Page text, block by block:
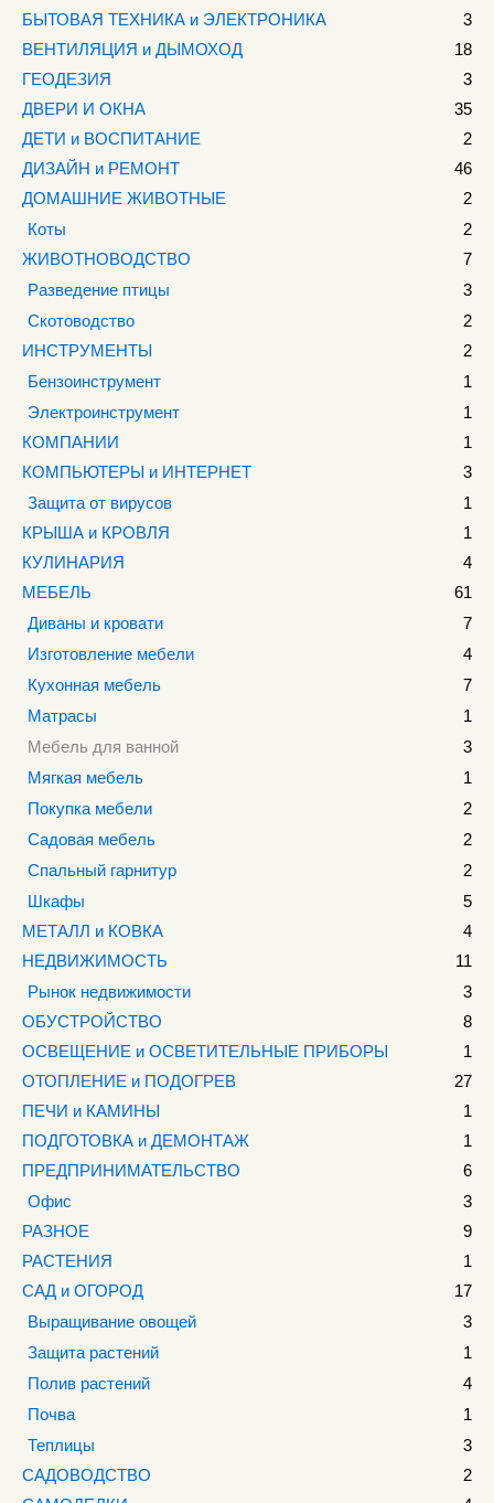
БЫТОВАЯ ТЕХНИКА и ЭЛЕКТРОНИКА
3
ВЕНТИЛЯЦИЯ и ДЫМОХОД
18
ГЕОДЕЗИЯ
3
ДВЕРИ И ОКНА
35
ДЕТИ и ВОСПИТАНИЕ
2
ДИЗАЙН и РЕМОНТ
46
ДОМАШНИЕ ЖИВОТНЫЕ
2
Коты
2
ЖИВОТНОВОДСТВО
7
Разведение птицы
3
Скотоводство
2
ИНСТРУМЕНТЫ
2
Бензоинструмент
1
Электроинструмент
1
КОМПАНИИ
1
КОМПЬЮТЕРЫ и ИНТЕРНЕТ
3
Защита от вирусов
1
КРЫША и КРОВЛЯ
1
КУЛИНАРИЯ
4
МЕБЕЛЬ
61
Диваны и кровати
7
Изготовление мебели
4
Кухонная мебель
7
Матрасы
1
Мебель для ванной
3
Мягкая мебель
1
Покупка мебели
2
Садовая мебель
2
Спальный гарнитур
2
Шкафы
5
МЕТАЛЛ и КОВКА
4
НЕДВИЖИМОСТЬ
11
Рынок недвижимости
3
ОБУСТРОЙСТВО
8
ОСВЕЩЕНИЕ и ОСВЕТИТЕЛЬНЫЕ ПРИБОРЫ
1
ОТОПЛЕНИЕ и ПОДОГРЕВ
27
ПЕЧИ и КАМИНЫ
1
ПОДГОТОВКА и ДЕМОНТАЖ
1
ПРЕДПРИНИМАТЕЛЬСТВО
6
Офис
3
РАЗНОЕ
9
РАСТЕНИЯ
1
САД и ОГОРОД
17
Выращивание овощей
3
Защита растений
1
Полив растений
4
Почва
1
Теплицы
3
САДОВОДСТВО
2